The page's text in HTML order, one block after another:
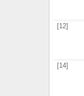
[12]
[14]